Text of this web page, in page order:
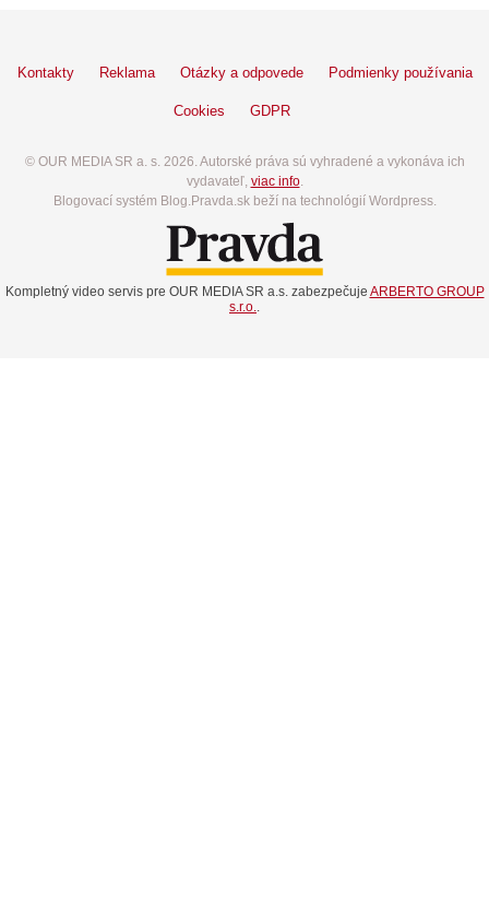
Kontakty Reklama Otázky a odpovede Podmienky používania
Cookies GDPR
© OUR MEDIA SR a. s. 2026. Autorské práva sú vyhradené a vykonáva ich
vydavateľ, viac info.
Blogovací systém Blog.Pravda.sk beží na technológií Wordpress.
Kompletný video servis pre OUR MEDIA SR a.s. zabezpečuje ARBERTO GROUP
s.r.o..